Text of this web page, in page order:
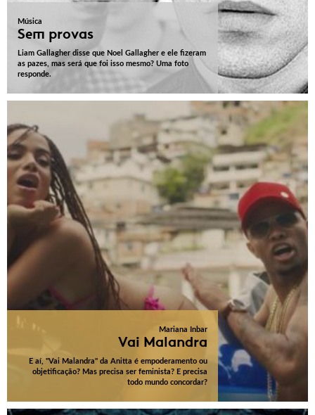
Música
Sem provas
Liam Gallagher disse que Noel Gallagher e ele fizeram
as pazes, mas será que foi isso mesmo? Uma foto
responde.
Mariana Inbar
Vai Malandra
E aí, "Vai Malandra" da Anitta é empoderamento ou
objetificação? Mas precisa ser feminista? E precisa
todo mundo concordar?